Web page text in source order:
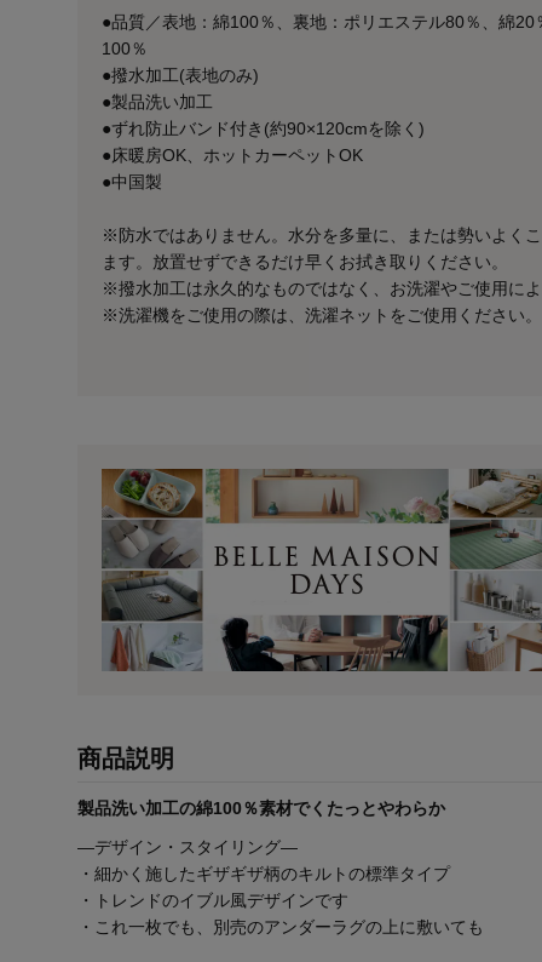
●品質／表地：綿100％、裏地：ポリエステル80％、綿
100％
●撥水加工(表地のみ)
●製品洗い加工
●ずれ防止バンド付き(約90×120cmを除く)
●床暖房OK、ホットカーペットOK
●中国製
※防水ではありません。水分を多量に、または勢いよく
ます。放置せずできるだけ早くお拭き取りください。
※撥水加工は永久的なものではなく、お洗濯やご使用に
※洗濯機をご使用の際は、洗濯ネットをご使用ください。
商品説明
製品洗い加工の綿100％素材でくたっとやわらか
―デザイン・スタイリング―
・細かく施したギザギザ柄のキルトの標準タイプ
・トレンドのイブル風デザインです
・これ一枚でも、別売のアンダーラグの上に敷いても